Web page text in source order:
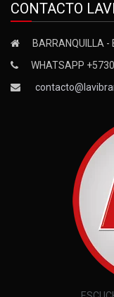
CONTACTO
BARRANQUILLA -
WHATSAPP